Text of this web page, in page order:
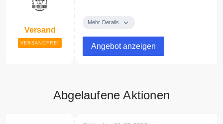
Versand
VERSANDFREI
Ölfreunde versandkostenfrei.
Mehr Details
Angebot anzeigen
Abgelaufene Aktionen